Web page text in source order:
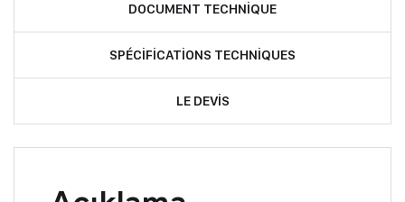
DOCUMENT TECHNIQUE
SPÉCIFICATIONS TECHNIQUES
LE DEVIS